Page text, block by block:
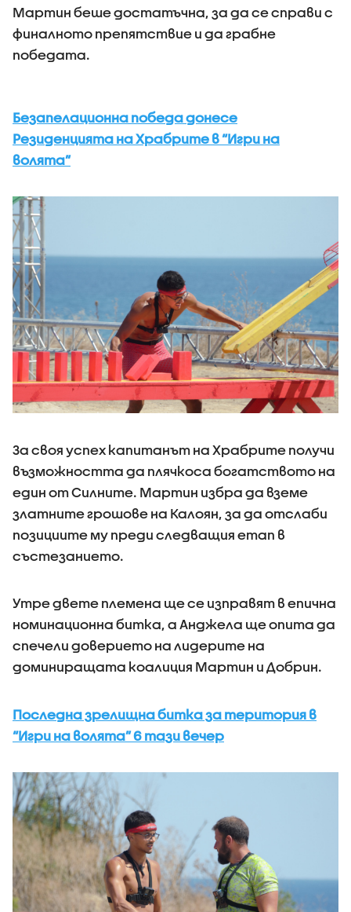
Мартин беше достатъчна, за да се справи с
финалното препятствие и да грабне
победата.
Безапелационна победа донесе
Резиденцията на Храбрите в “Игри на
волята”
За своя успех капитанът на Храбрите получи
възможността да плячкоса богатството на
един от Силните. Мартин избра да вземе
златните грошове на Калоян, за да отслаби
позициите му преди следващия етап в
състезанието.
Утре двете племена ще се изправят в епична
номинационна битка, а Анджела ще опита да
спечели доверието на лидерите на
доминиращата коалиция Мартин и Добрин.
Последна зрелищна битка за територия в
“Игри на волята” 6 тази вечер